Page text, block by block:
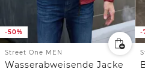
-50%
Street One MEN
Wasserabweisende Jacke
-